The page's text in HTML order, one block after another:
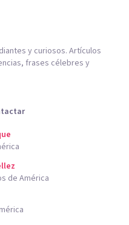
y curiosos. Artículos
frases célebres y
de América